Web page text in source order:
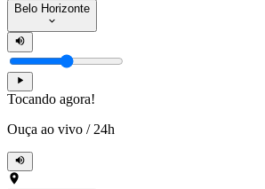
Belo Horizonte
Tocando agora!
Ouça ao vivo / 24h